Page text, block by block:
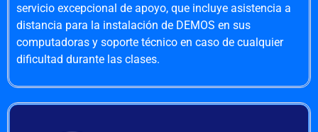
servicio excepcional de apoyo, que incluye asistencia a
distancia para la instalación de DEMOS en sus
computadoras y soporte técnico en caso de cualquier
dificultad durante las clases.